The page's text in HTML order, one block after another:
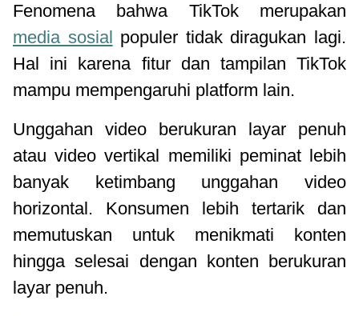
Fenomena bahwa TikTok merupakan
media sosial populer tidak diragukan lagi.
Hal ini karena fitur dan tampilan TikTok
mampu mempengaruhi platform lain.
Unggahan video berukuran layar penuh
atau video vertikal memiliki peminat lebih
banyak ketimbang unggahan video
horizontal. Konsumen lebih tertarik dan
memutuskan untuk menikmati konten
hingga selesai dengan konten berukuran
layar penuh.